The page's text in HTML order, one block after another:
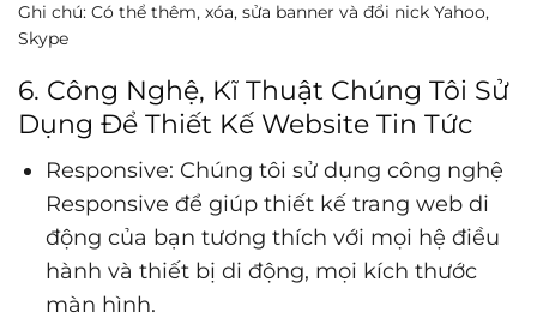
Ghi chú: Có thể thêm, xóa, sửa banner và đổi nick Yahoo,
Skype
6. Công Nghệ, Kĩ Thuật Chúng Tôi Sử
Dụng Để Thiết Kế Website Tin Tức
Responsive: Chúng tôi sử dụng công nghệ
Responsive để giúp thiết kế trang web di
động của bạn tương thích với mọi hệ điều
hành và thiết bị di động, mọi kích thước
màn hình.